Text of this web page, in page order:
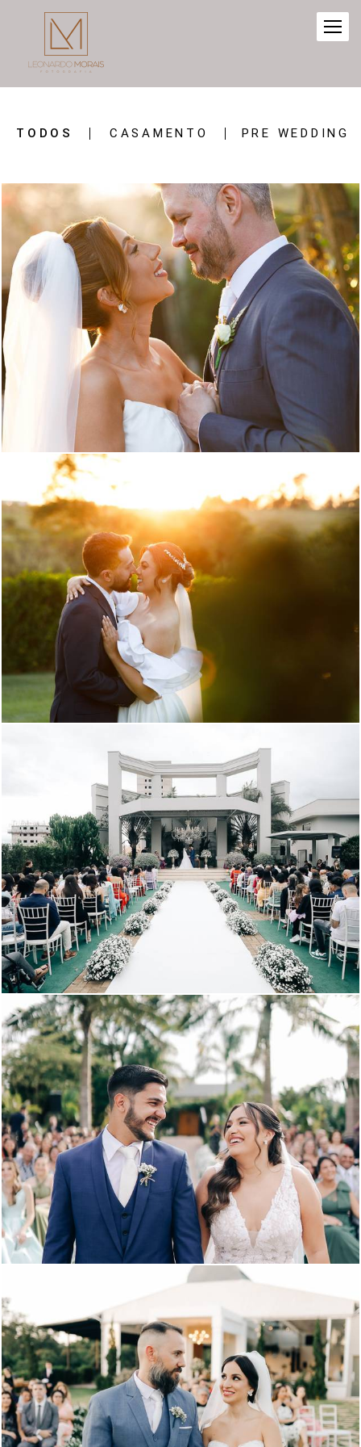
TODOS CASAMENTO PRE WEDDING
387 0
582
619 0
938 3
1218 0